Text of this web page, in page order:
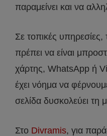
παραμείνει και να
Σε τοπικές
πρέπει να είναι
χάρτης, WhatsApp ή
έχει νόημα να
σελίδα δυσκολεύει τη
Στο Divramis, για